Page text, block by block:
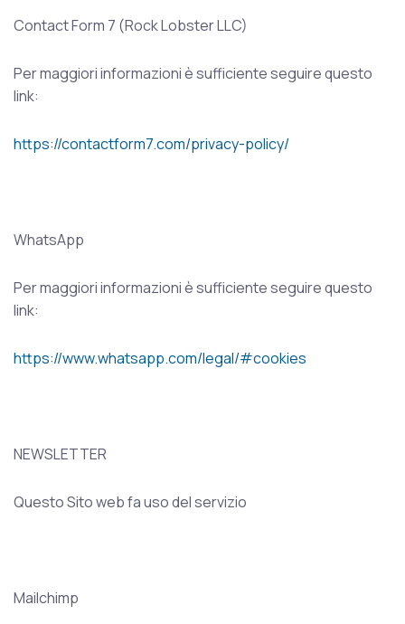
Contact Form 7 (Rock Lobster LLC)
Per maggiori informazioni è sufficiente seguire questo
link:
https://contactform7.com/privacy-policy/
WhatsApp
Per maggiori informazioni è sufficiente seguire questo
link:
https://www.whatsapp.com/legal/#cookies
NEWSLETTER
Questo Sito web fa uso del servizio
Mailchimp